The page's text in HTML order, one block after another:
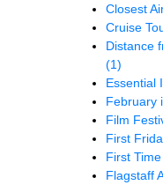
Closest
Cruise
Distance
(1)
Essential
February
Film
First
First
Flagstaff